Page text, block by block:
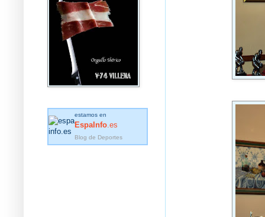
estamos en
EspaInfo .es
Blog de Deportes